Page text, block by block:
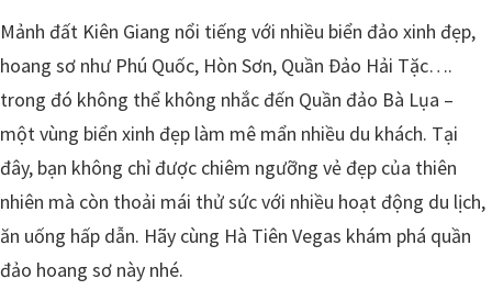
Mảnh đất Kiên Giang nổi tiếng với nhiều biển đảo xinh đẹp,
hoang sơ như Phú Quốc, Hòn Sơn, Quần Đảo Hải Tặc….
trong đó không thể không nhắc đến Quần đảo Bà Lụa –
một vùng biển xinh đẹp làm mê mẩn nhiều du khách. Tại
đây, bạn không chỉ được chiêm ngưỡng vẻ đẹp của thiên
nhiên mà còn thoải mái thử sức với nhiều hoạt động du lịch,
ăn uống hấp dẫn. Hãy cùng Hà Tiên Vegas khám phá quần
đảo hoang sơ này nhé.